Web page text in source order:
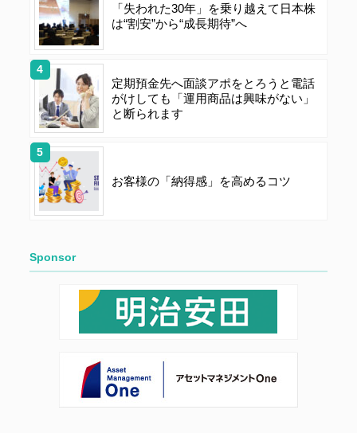
をしてはならないものとします。ユーザー名およびパス
ワードの使用によって生じた損害の責任は、会員が負う
ものとし、当社は一切の責任を負わないものとします。
第５条（著作権）
本サイトに掲載された情報、写真、その他の著作物は、
当社もしくは著作物の著作者または著作権者に帰属する
ものとします。会員は、当社著作物について複製、転
用、公衆送信、譲渡、翻案および翻訳などの著作権、商
標権などを侵害する行為を行ってはならないものとしま
当社は、一定の予告期間をもって本サイトのサービス停
止を行う場合があります。 会員への事前通知、承諾な
しに本サイトのサービス内容を変更する場合がありま
「失われた30年」を乗り越えて日本株
は“割安”から“成長期待”へ
定期預金先へ面談アポをとろうと電話
がけしても「運用商品は興味がない」
と断られます
お客様の「納得感」を高めるコツ
Sponsor